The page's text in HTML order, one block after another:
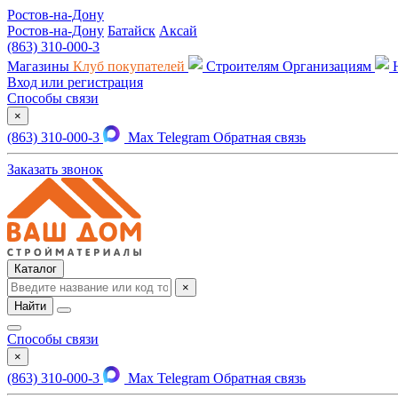
Ростов-на-Дону
Ростов-на-Дону Батайск Аксай
(863) 310-000-3
Магазины Клуб покупателей Строителям Организациям
Вход или регистрация
Способы связи
×
(863) 310-000-3 Max Telegram Обратная связь
Заказать звонок
Каталог
×
Найти
Способы связи
×
(863) 310-000-3 Max Telegram Обратная связь